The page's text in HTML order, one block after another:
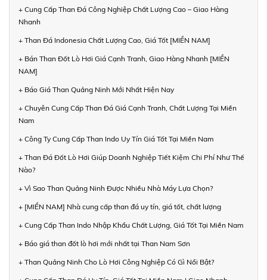
+ Cung Cấp Than Đá Công Nghiệp Chất Lượng Cao – Giao Hàng
Nhanh
+ Than Đá Indonesia Chất Lượng Cao, Giá Tốt [MIỀN NAM]
+ Bán Than Đốt Lò Hơi Giá Cạnh Tranh, Giao Hàng Nhanh [MIỀN
NAM]
+ Báo Giá Than Quảng Ninh Mới Nhất Hiện Nay
+ Chuyên Cung Cấp Than Đá Giá Cạnh Tranh, Chất Lượng Tại Miền
Nam
+ Công Ty Cung Cấp Than Indo Uy Tín Giá Tốt Tại Miền Nam
+ Than Đá Đốt Lò Hơi Giúp Doanh Nghiệp Tiết Kiệm Chi Phí Như Thế
Nào?
+ Vì Sao Than Quảng Ninh Được Nhiều Nhà Máy Lựa Chọn?
+ [MIỀN NAM] Nhà cung cấp than đá uy tín, giá tốt, chất lượng
+ Cung Cấp Than Indo Nhập Khẩu Chất Lượng, Giá Tốt Tại Miền Nam
+ Báo giá than đốt lò hơi mới nhất tại Than Nam Sơn
+ Than Quảng Ninh Cho Lò Hơi Công Nghiệp Có Gì Nổi Bật?